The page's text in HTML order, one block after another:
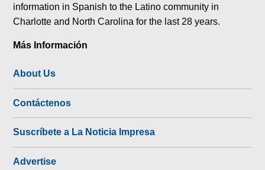
information in Spanish to the Latino community in
Charlotte and North Carolina for the last 28 years.
Más Información
About Us
Contáctenos
Suscríbete a La Noticia Impresa
Advertise